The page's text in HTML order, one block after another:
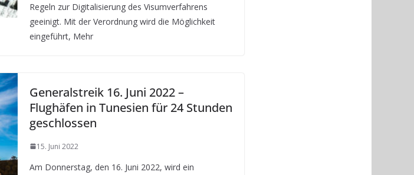
Regeln zur Digitalisierung des Visumverfahrens
geeinigt. Mit der Verordnung wird die Möglichkeit
eingeführt, Mehr
Generalstreik 16. Juni 2022 –
Flughäfen in Tunesien für 24 Stunden
geschlossen
15. Juni 2022
Am Donnerstag, den 16. Juni 2022, wird ein